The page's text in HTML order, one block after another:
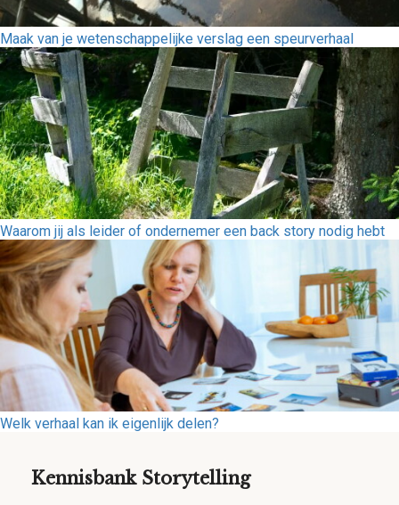
Maak van je wetenschappelijke verslag een speurverhaal
Waarom jij als leider of ondernemer een back story nodig hebt
Welk verhaal kan ik eigenlijk delen?
Kennisbank Storytelling